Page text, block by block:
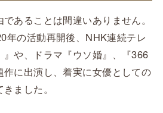
あることは間違いありません。
年の活動再開後、NHK連続テレ
』や、ドラマ『ウソ婚』、『366
作に出演し、着実に女優としての
ました。